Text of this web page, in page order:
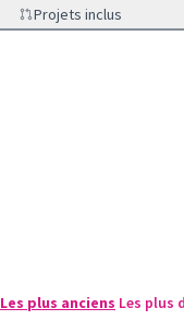
Projets inclus
Les plus anciens Les plus